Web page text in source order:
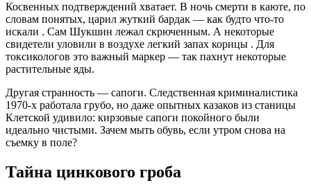
Косвенных подтверждений хватает. В ночь смерти в каюте, по
словам понятых, царил жуткий бардак — как будто что-то
искали . Сам Шукшин лежал скрюченным. А некоторые
свидетели уловили в воздухе легкий запах корицы . Для
токсикологов это важный маркер — так пахнут некоторые
растительные яды.
Другая странность — сапоги. Следственная криминалистика
1970-х работала грубо, но даже опытных казаков из станицы
Клетской удивило: кирзовые сапоги покойного были
идеально чистыми. Зачем мыть обувь, если утром снова на
съемку в поле?
Тайна цинкового гроба